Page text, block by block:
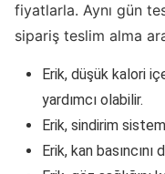
fiyatlarla. Aynı gün
sipariş teslim alma
Erik, düşük kalori
yardımcı olabilir.
Erik, sindirim
Erik, kan